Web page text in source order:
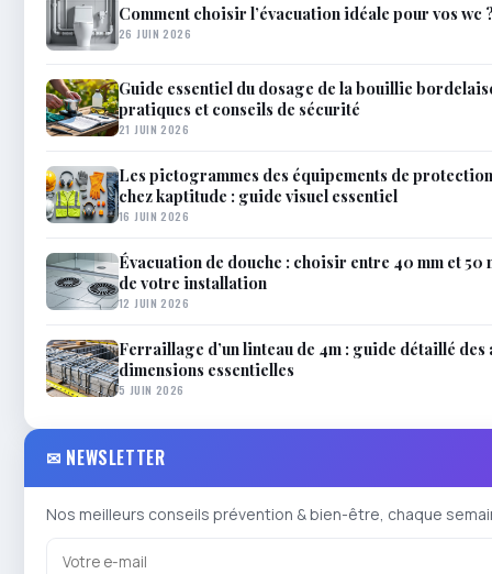
Comment choisir l’évacuation idéale pour vos wc
26 JUIN 2026
Guide essentiel du dosage de la bouillie
pratiques et conseils de sécurité
21 JUIN 2026
Les pictogrammes des équipements de
chez kaptitude : guide visuel essentiel
16 JUIN 2026
Évacuation de douche : choisir entre 40 mm et 50
de votre installation
12 JUIN 2026
Ferraillage d’un linteau de 4m : guide détaillé des
dimensions essentielles
5 JUIN 2026
✉ NEWSLETTER
Nos meilleurs conseils prévention & bien-être, chaque